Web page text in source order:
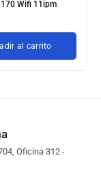
Wifi 11ipm
al carrito
Oficina 312 -